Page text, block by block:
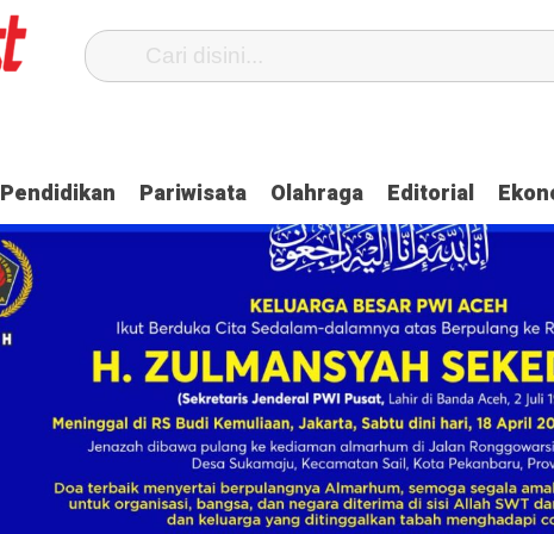
Pendidikan Pariwisata Olahraga Editorial
Dua Oknum Anggota Polda Aceh Ditangkap, Ini Kasusnya Saat Proses